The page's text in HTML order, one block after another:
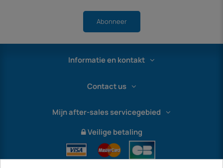
Abonneer
Informatie en kontakt
Contact us
Mijn after-sales servicegebied
Veilige betaling